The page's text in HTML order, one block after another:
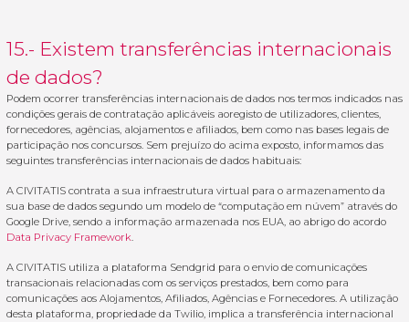
15.- Existem transferências internacionais
de dados?
Podem ocorrer transferências internacionais de dados nos termos indicados nas
condições gerais de contratação aplicáveis aoregisto de utilizadores, clientes,
fornecedores, agências, alojamentos e afiliados, bem como nas bases legais de
participação nos concursos. Sem prejuízo do acima exposto, informamos das
seguintes transferências internacionais de dados habituais:
A CIVITATIS contrata a sua infraestrutura virtual para o armazenamento da
sua base de dados segundo um modelo de “computação em núvem” através do
Google Drive, sendo a informação armazenada nos EUA, ao abrigo do acordo
Data Privacy Framework.
A CIVITATIS utiliza a plataforma Sendgrid para o envio de comunicações
transacionais relacionadas com os serviços prestados, bem como para
comunicações aos Alojamentos, Afiliados, Agências e Fornecedores. A utilização
desta plataforma, propriedade da Twilio, implica a transferência internacional